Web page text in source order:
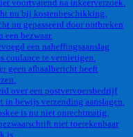
voortvarend na inkeerverzoek.
nu bij kostenbeschikking.
nu gepasseerd door ontbreken
bezwaar.
een naheffingsaanslag
coulance te vernietigen.
geen afhaalbericht heeft
over een postvervoersbedrijf
in bewijs verzending aanslagen.
is nu niet onrechtmatig.
niet toerekenbaar
is.